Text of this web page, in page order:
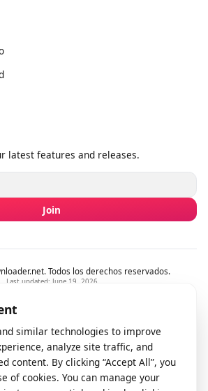
latest features and releases.